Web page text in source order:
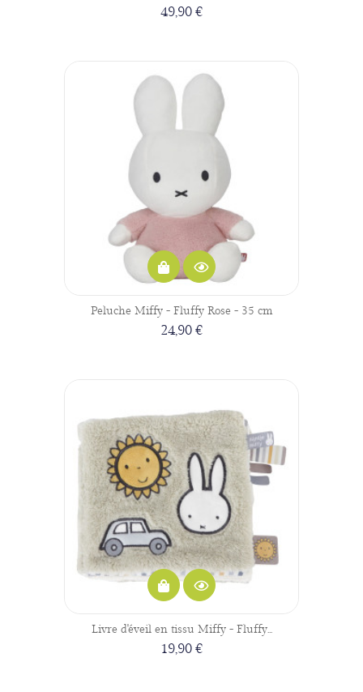
49,90 €
Peluche Miffy - Fluffy Rose - 35 cm
24,90 €
Livre d'éveil en tissu Miffy - Fluffy...
19,90 €